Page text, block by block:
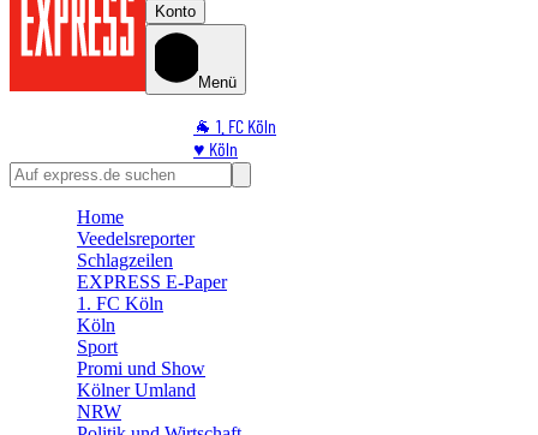
Konto
Menü
🐐 1. FC Köln
♥️ Köln
⭐ Promi
🛒 Shoppingwelt
Home
Veedelsreporter
Schlagzeilen
EXPRESS E-Paper
1. FC Köln
Köln
Sport
Promi und Show
Kölner Umland
NRW